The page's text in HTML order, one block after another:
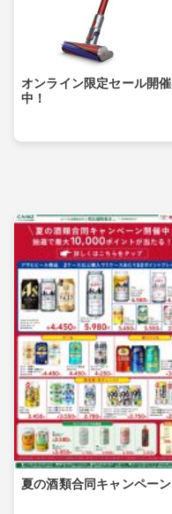
オンライン限定セール開催
中！
夏の酒類合同キャンペーン